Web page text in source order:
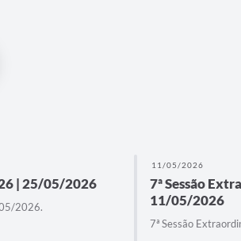
| 25/05/2026
2026.
11/05/2026
7ª Sessão
11/05/2026
7ª Sessão